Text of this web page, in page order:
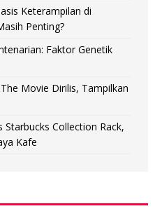
Keterampilan di
Penting?
Faktor Genetik
Movie Dirilis, Tampilkan
Starbucks Collection Rack,
Kafe